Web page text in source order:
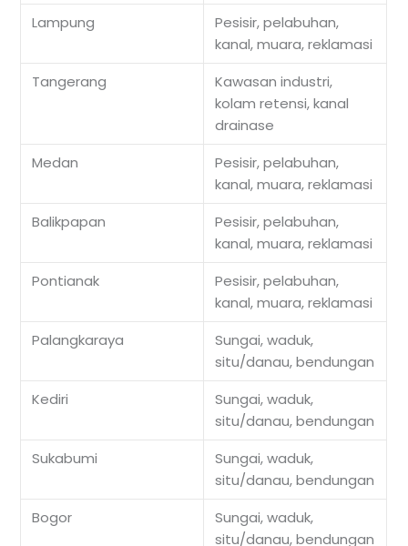
Lampung
Pesisir, pelabuhan,
kanal, muara, reklamasi
Tangerang
Kawasan industri,
kolam retensi, kanal
drainase
Medan
Pesisir, pelabuhan,
kanal, muara, reklamasi
Balikpapan
Pesisir, pelabuhan,
kanal, muara, reklamasi
Pontianak
Pesisir, pelabuhan,
kanal, muara, reklamasi
Palangkaraya
Sungai, waduk,
situ/danau, bendungan
Kediri
Sungai, waduk,
situ/danau, bendungan
Sukabumi
Sungai, waduk,
situ/danau, bendungan
Bogor
Sungai, waduk,
situ/danau, bendungan